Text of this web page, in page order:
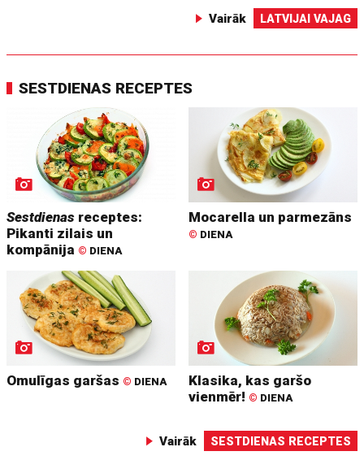
Vairāk LATVIJAI VAJAG
SESTDIENAS RECEPTES
Sestdienas receptes:
Pikanti zilais un
kompānija © DIENA
Mocarella un parmezāns
© DIENA
Omulīgas garšas © DIENA
Klasika, kas garšo
vienmēr! © DIENA
Vairāk SESTDIENAS RECEPTES